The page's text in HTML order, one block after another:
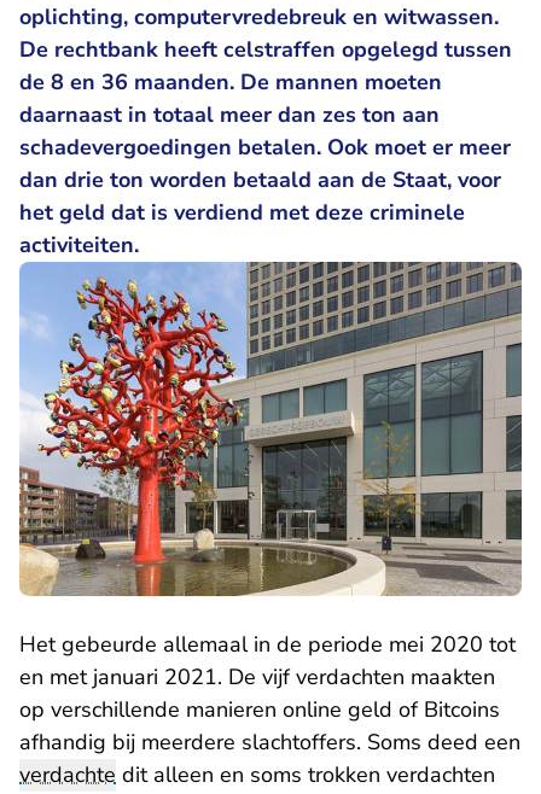
oplichting, computervredebreuk en witwassen.
De rechtbank heeft celstraffen opgelegd tussen
de 8 en 36 maanden. De mannen moeten
daarnaast in totaal meer dan zes ton aan
schadevergoedingen betalen. Ook moet er meer
dan drie ton worden betaald aan de Staat, voor
het geld dat is verdiend met deze criminele
activiteiten.
Het gebeurde allemaal in de periode mei 2020 tot
en met januari 2021. De vijf verdachten maakten
op verschillende manieren online geld of Bitcoins
afhandig bij meerdere slachtoffers. Soms deed een
verdachte dit alleen en soms trokken verdachten